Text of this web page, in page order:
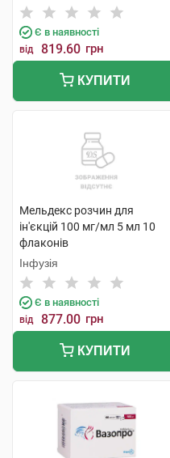
Є в наявності
від 819.60 грн
КУПИТИ
Мельдекс розчин для
ін'єкцій 100 мг/мл 5 мл 10
флаконів
Інфузія
Є в наявності
від 877.00 грн
КУПИТИ